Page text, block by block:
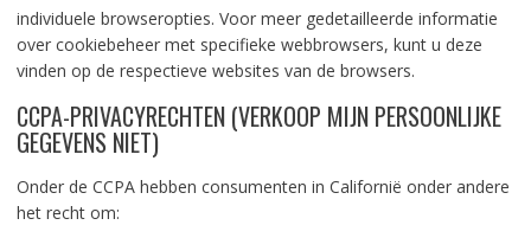
individuele browseropties. Voor meer gedetailleerde informatie
over cookiebeheer met specifieke webbrowsers, kunt u deze
vinden op de respectieve websites van de browsers.
CCPA-PRIVACYRECHTEN (VERKOOP MIJN PERSOONLIJKE
GEGEVENS NIET)
Onder de CCPA hebben consumenten in Californië onder andere
het recht om: